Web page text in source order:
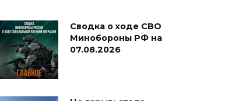
Сводка о ходе СВО
Минобороны РФ на
07.08.2026